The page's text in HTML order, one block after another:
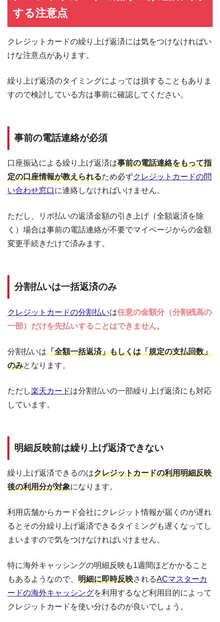
する注意点
クレジットカードの繰り上げ返済には気をつけなければい
けな注意点があります。
繰り上げ返済のタイミングによっては損することもありま
すので検討している方は事前に確認してください。
事前の電話連絡が必須
口座振込による繰り上げ返済は事前の電話連絡をもって指
定の口座情報が教えられるため必ずクレジットカードの問
い合わせ窓口に連絡しなければいけません。
ただし、リボ払いの返済金額の引き上げ（全額返済を除
く）場合は事前の電話連絡が不要でマイページからの金額
変更手続きだけで済みます。
分割払いは一括返済のみ
クレジットカードの分割払いは任意の金額分（分割残高の
一部）だけを先払いすることはできません。
分割払いは「全額一括返済」もしくは「規定の支払回数」
のみとなります。
ただし楽天カードは分割払いの一部繰り上げ返済にも対応
しています。
明細反映前は繰り上げ返済できない
繰り上げ返済できるのはクレジットカードの利用明細反映
後の利用分が対象になります。
利用店舗からカード会社にクレジット情報が届くのが遅れ
るとその分繰り上げ返済できるタイミングも遅くなってし
まいますので気をつけなければいけません。
特に海外キャッシングの明細反映も1週間ほどかかること
もあるようなので、 明細に即時反映されるACマスターカ
ードの海外キャッシングを利用するなど利用目的によって
クレジットカードを使い分けるのが良いでしょう。